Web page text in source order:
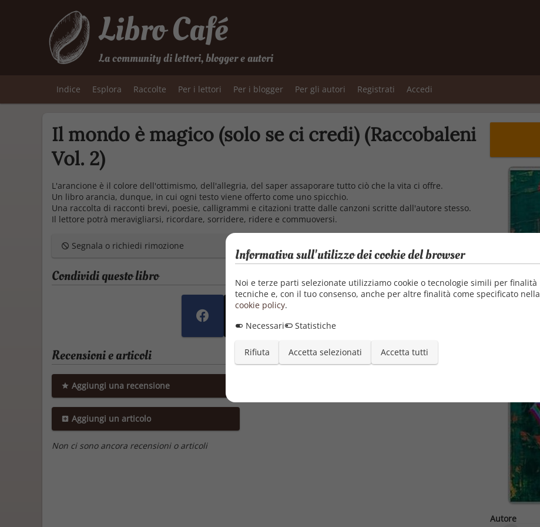
Libro Café
La community di lettori, blogger e autori
Indice Esplora Raccolte Per i lettori Per i blogger Per gli autori Registrati Accedi
Il mondo è magico (solo se ci credi) (Raccobaleni
Vol. 2)
Autore
L'arancione è il colore dell'ottimismo, dell'allegria, del saper assaporare tutto ciò che la vita ci offre.
Un libro arancia, dunque, in cui ogni testo viene offerto come uno spicchio.
Una raccolta di racconti brevi, poesie, calligrammi e citazioni tratte dalle canzoni scritte dall'autore stesso.
Il lettore potrà meravigliarsi, ricordare, sorridere, ridere e commuoversi.
Segnala o richiedi rimozione
Condividi questo libro
Recensioni e articoli
Aggiungi una recensione
Aggiungi un articolo
Non ci sono ancora recensioni o articoli
Informativa sull'utilizzo dei cookie del browser
Noi e terze parti selezionate utilizziamo cookie o tecnologie simili per finalità
tecniche e, con il tuo consenso, anche per altre finalità come specificato nella
cookie policy.
Necessari
Statistiche
Rifiuta Accetta selezionati Accetta tutti